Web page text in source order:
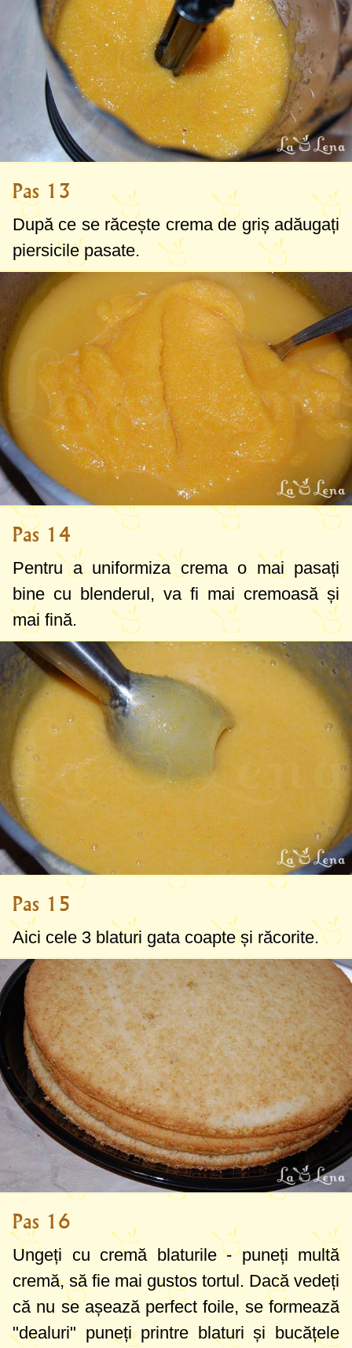
Pas 13
După ce se răcește crema de griș adăugați
piersicile pasate.
Pas 14
Pentru a uniformiza crema o mai pasați
bine cu blenderul, va fi mai cremoasă și
mai fină.
Pas 15
Aici cele 3 blaturi gata coapte și răcorite.
Pas 16
Ungeți cu cremă blaturile - puneți multă
cremă, să fie mai gustos tortul. Dacă vedeți
că nu se așează perfect foile, se formează
"dealuri" puneți printre blaturi și bucățele